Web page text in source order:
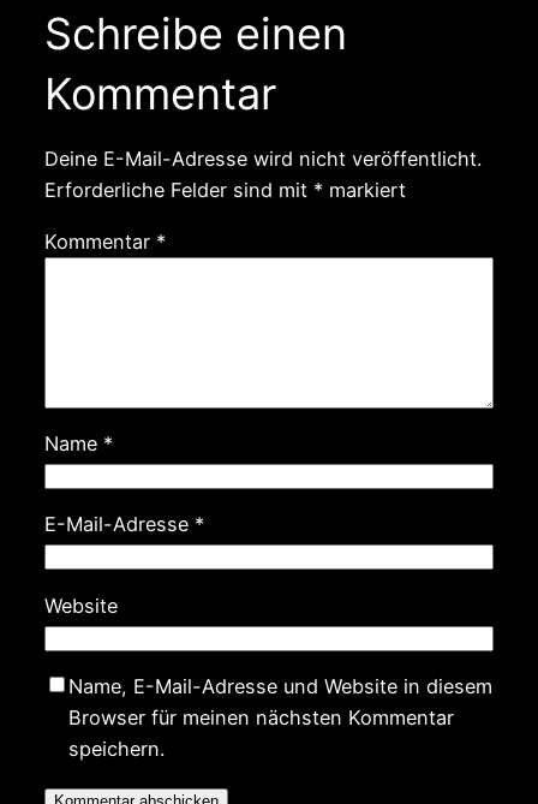
Schreibe einen
Kommentar
Deine E-Mail-Adresse wird nicht veröffentlicht.
Erforderliche Felder sind mit * markiert
Kommentar *
Name *
E-Mail-Adresse *
Website
Name, E-Mail-Adresse und Website in diesem
Browser für meinen nächsten Kommentar
speichern.